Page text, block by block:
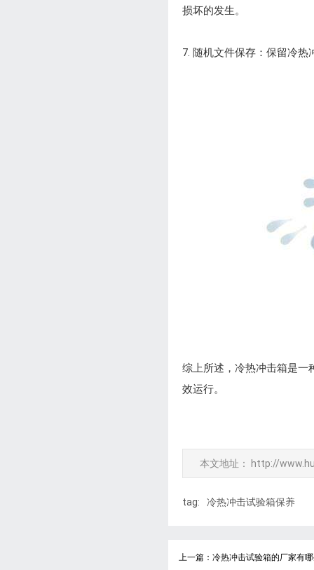
损坏的发生。
7. 随机文件保存：保留冷
综上所述，冷热冲击箱是一
效运行。
本文地址： http://
tag: 冷热冲击试验箱保养
上一篇：冷热冲击试验箱的厂家有